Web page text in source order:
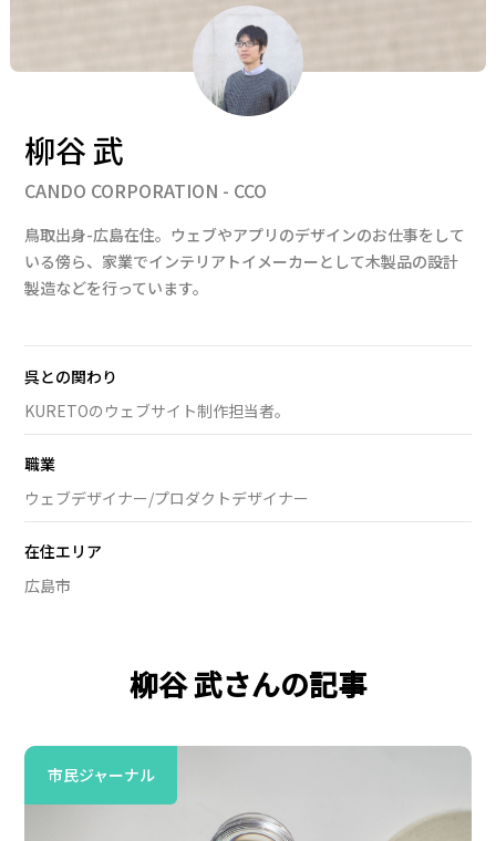
柳谷 武
CANDO CORPORATION - CCO
鳥取出身-広島在住。ウェブやアプリのデザインのお仕事をして
いる傍ら、家業でインテリアトイメーカーとして木製品の設計
製造などを行っています。
呉との関わり
KURETOのウェブサイト制作担当者。
職業
ウェブデザイナー/プロダクトデザイナー
在住エリア
広島市
柳谷 武さんの記事
市民ジャーナル